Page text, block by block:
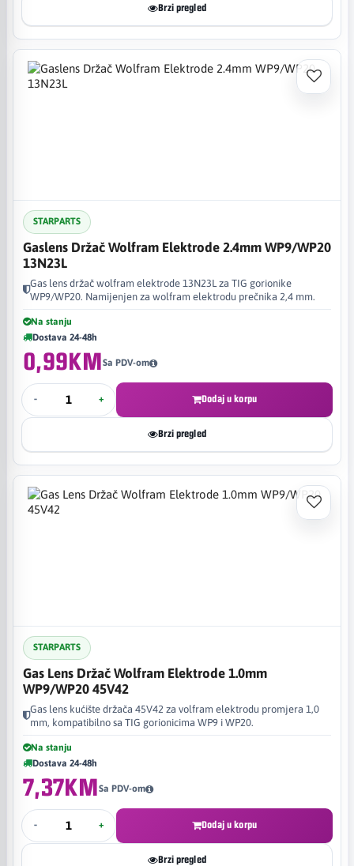
Brzi pregled
STARPARTS
Gaslens Držač Wolfram Elektrode 2.4mm WP9/WP20
13N23L
Gas lens držač wolfram elektrode 13N23L za TIG gorionike
WP9/WP20. Namijenjen za wolfram elektrodu prečnika 2,4 mm.
Na stanju
Dostava 24-48h
0,99KMSa PDV-om
- + Dodaj u korpu
Brzi pregled
STARPARTS
Gas Lens Držač Wolfram Elektrode 1.0mm
WP9/WP20 45V42
Gas lens kućište držača 45V42 za volfram elektrodu promjera 1,0
mm, kompatibilno sa TIG gorionicima WP9 i WP20.
Na stanju
Dostava 24-48h
7,37KMSa PDV-om
- + Dodaj u korpu
Brzi pregled